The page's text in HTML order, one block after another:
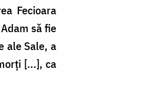
Fecioara
să fie
ale Sale, a
[...], ca